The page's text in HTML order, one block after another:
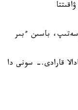
باسىن ءبىر
قارادى.- سونى دا